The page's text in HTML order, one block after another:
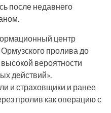
после недавнего
центр
пролива до
вероятности
действий».
и страховщики и ранее
пролив как операцию с